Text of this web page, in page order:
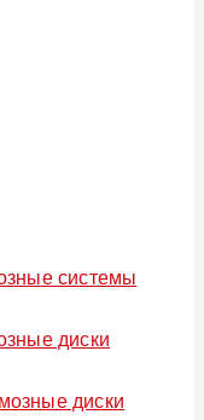
системы
диски
диски